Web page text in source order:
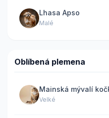
Lhasa Apso
Malé
Oblíbená plemena
Mainská mývalí
Velké